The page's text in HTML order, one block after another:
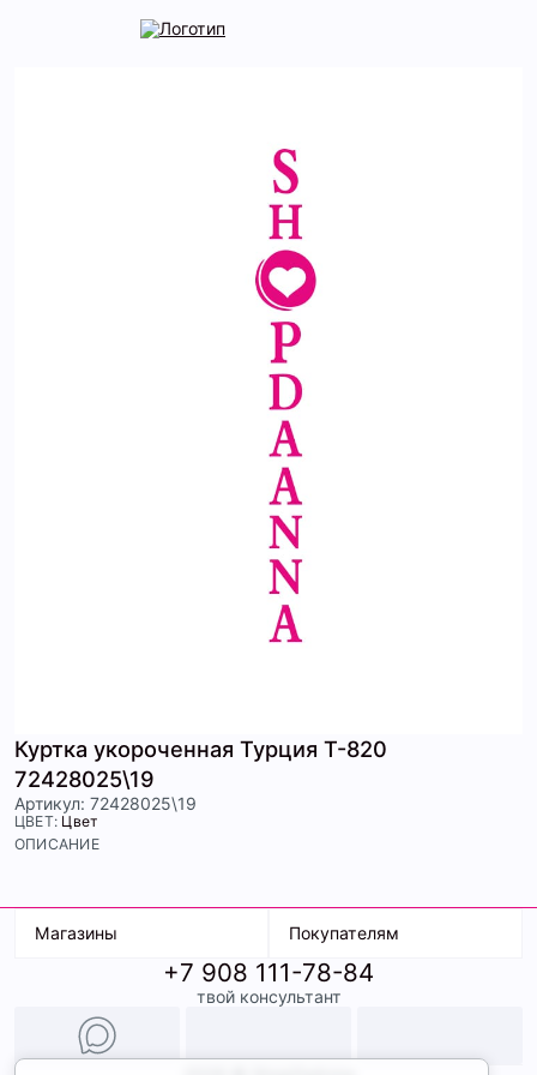
Куртка укороченная Турция Т-820
72428025\19
Артикул: 72428025\19
ЦВЕТ: Цвет
ОПИСАНИЕ
Магазины
ТК Терминал
ТРК Континент
Покупателям
Доставка
Условия оплаты
Образы
+7 908 111-78-84
твой консультант